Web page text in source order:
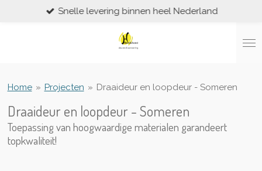
Snelle levering binnen heel Nederland
Home » Projecten » Draaideur en loopdeur - Someren
Draaideur en loopdeur - Someren
Toepassing van hoogwaardige materialen garandeert
topkwaliteit!